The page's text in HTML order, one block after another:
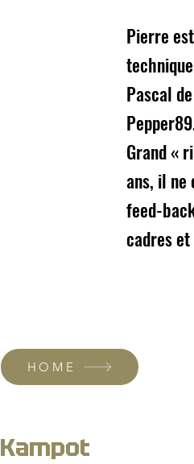
Pierre
Pascal
Grand «
ans, il ne
feed-
cadres
HOME
Kampot